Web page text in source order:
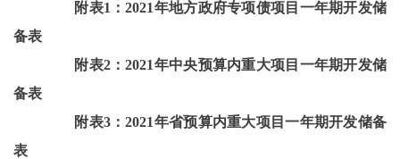
附表1：2021年地方政府专项债项目一年期开发储
备表
附表2：2021年中央预算内重大项目一年期开发储
备表
附表3：2021年省预算内重大项目一年期开发储备
表